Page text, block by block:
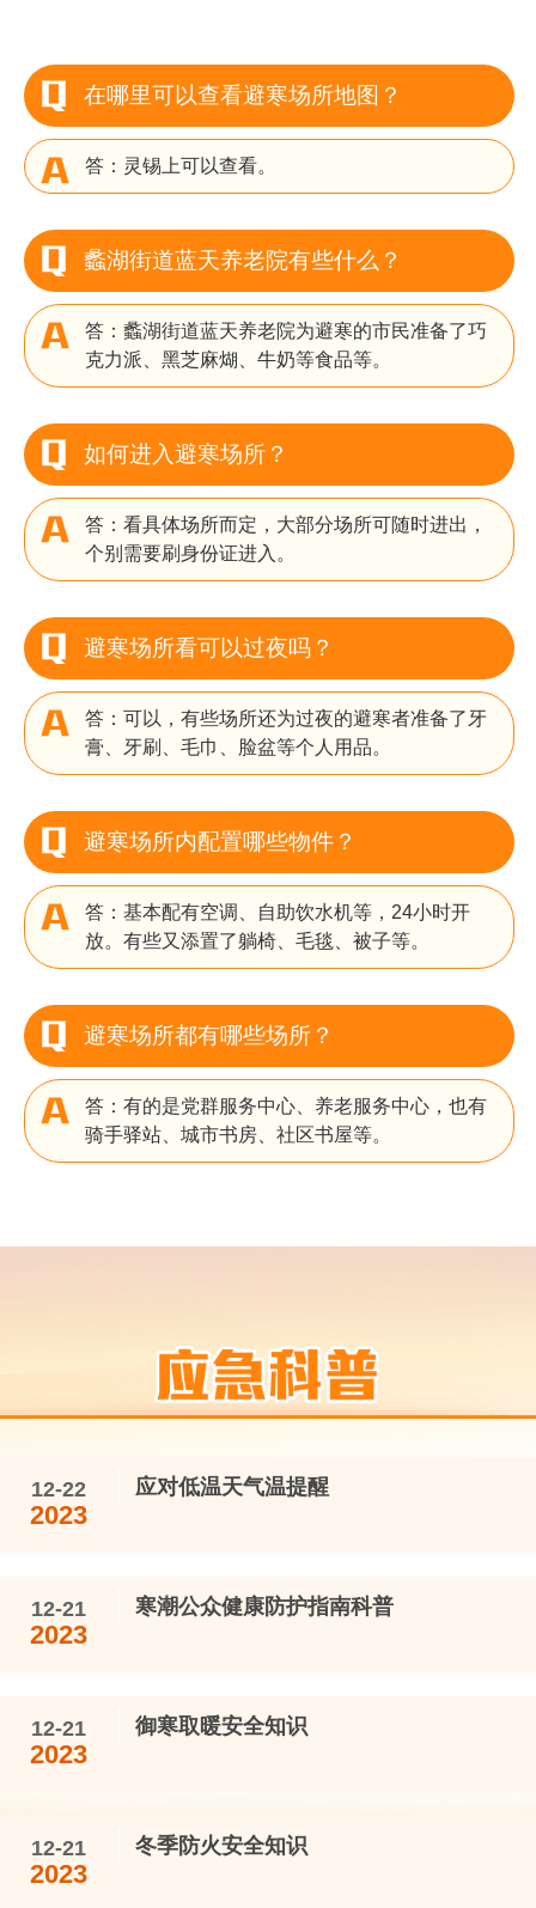
在哪里可以查看避寒场所地图？
答：灵锡上可以查看。
蠡湖街道蓝天养老院有些什么？
答：蠡湖街道蓝天养老院为避寒的市民准备了巧
克力派、黑芝麻煳、牛奶等食品等。
如何进入避寒场所？
答：看具体场所而定，大部分场所可随时进出，
个别需要刷身份证进入。
避寒场所看可以过夜吗？
答：可以，有些场所还为过夜的避寒者准备了牙
膏、牙刷、毛巾、脸盆等个人用品。
避寒场所内配置哪些物件？
答：基本配有空调、自助饮水机等，24小时开
放。有些又添置了躺椅、毛毯、被子等。
避寒场所都有哪些场所？
答：有的是党群服务中心、养老服务中心，也有
骑手驿站、城市书房、社区书屋等。
12-22
2023
应对低温天气温提醒
12-21
2023
寒潮公众健康防护指南科普
12-21
2023
御寒取暖安全知识
12-21
2023
冬季防火安全知识